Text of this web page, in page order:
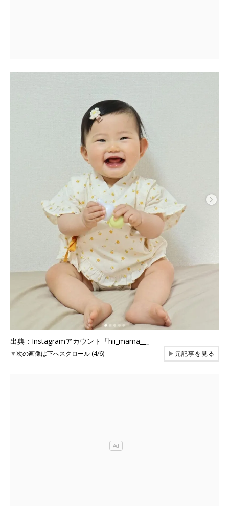
出典：Instagramアカウント「hii_mama__」
▼次の画像は下へスクロール (4/6) ▶元記事を見る